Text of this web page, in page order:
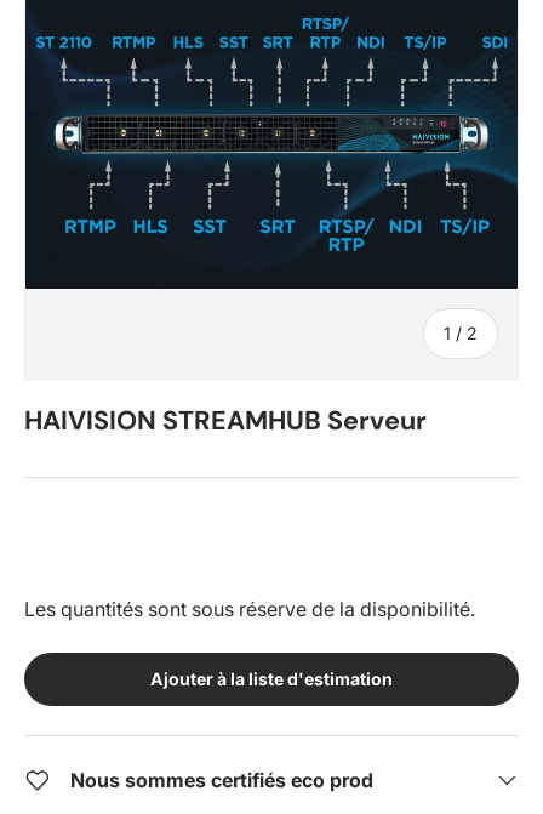
1 / de
2
HAIVISION STREAMHUB Serveur
Les quantités sont sous réserve de la disponibilité.
Ajouter à la liste d'estimation
Nous sommes certifiés eco prod